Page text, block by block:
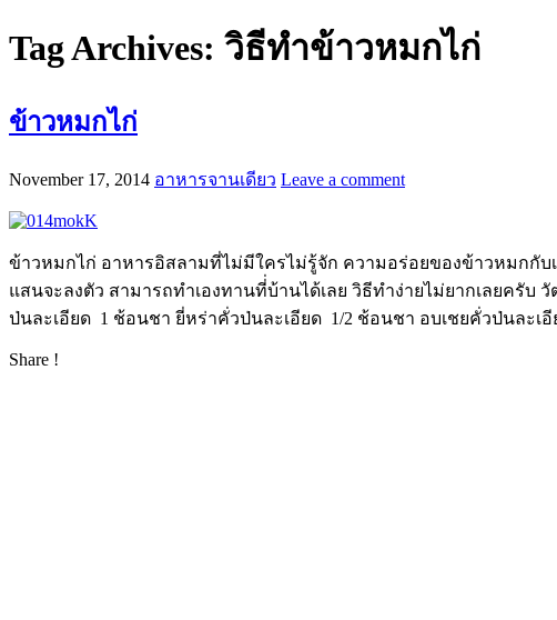
Tag Archives: วิธีทำข้าวหมกไก่
ข้าวหมกไก่
November 17, 2014 อาหารจานเดียว Leave a comment
ข้าวหมกไก่ อาหารอิสลามที่ไม่มีใครไม่รู้จัก ความอร่อยของข้าวหมกกั
แสนจะลงตัว สามารถทำเองทานที่่บ้านได้เลย วิธีทำง่ายไม่ยากเลยค
ป่นละเอียด 1 ช้อนชา ยี่หร่าคั่วป่นละเอียด 1/2 ช้อนชา อบเชยคั่วป่นละเ
Share !